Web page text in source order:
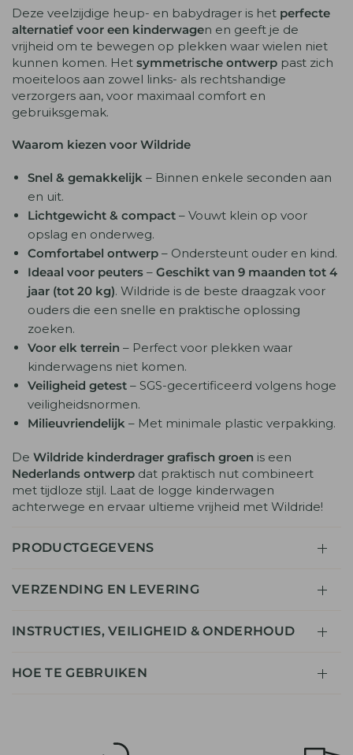
Deze veelzijdige heup- en babydrager is het perfecte
alternatief voor een kinderwagen en geeft je de
vrijheid om te bewegen op plekken waar wielen niet
kunnen komen. Hetsymmetrische ontwerp past zich
moeiteloos aan zowel links- als rechtshandige
verzorgers aan, voor maximaal comfort en
gebruiksgemak.
Waarom kiezen voor Wildride
Snel & gemakkelijk – Binnen enkele seconden aan
en uit.
Lichtgewicht & compact – Vouwt klein op voor
opslag en onderweg.
Comfortabel ontwerp – Ondersteunt ouder en kind.
Ideaal voor peuters – Geschikt van 9 maanden tot 4
jaar (tot 20 kg). Wildride is de beste draagzak voor
ouders die een snelle en praktische oplossing
zoeken.
Voor elk terrein – Perfect voor plekken waar
kinderwagens niet komen.
Veiligheid getest – SGS-gecertificeerd volgens hoge
veiligheidsnormen.
Milieuvriendelijk – Met minimale plastic verpakking.
DeWildride kinderdrager grafisch groen is een
Nederlands ontwerp dat praktisch nut combineert
met tijdloze stijl. Laat de logge kinderwagen
achterwege en ervaar ultieme vrijheid met Wildride!
PRODUCTGEGEVENS
VERZENDING EN LEVERING
INSTRUCTIES, VEILIGHEID & ONDERHOUD
HOE TE GEBRUIKEN